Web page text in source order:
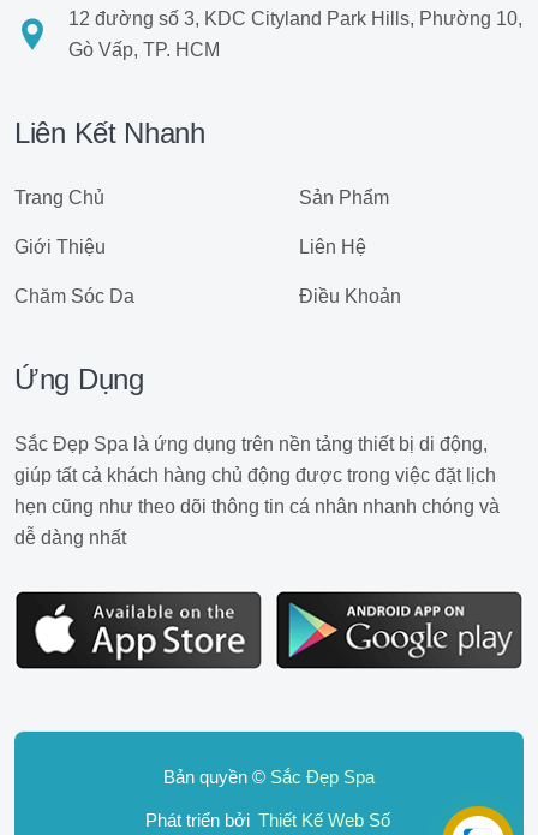
12 đường số 3, KDC Cityland Park Hills, Phường 10,
Gò Vấp, TP. HCM
Liên Kết Nhanh
Trang Chủ
Giới Thiệu
Chăm Sóc Da
Sản Phẩm
Liên Hệ
Điều Khoản
Ứng Dụng
Sắc Đẹp Spa là ứng dụng trên nền tảng thiết bị di động,
giúp tất cả khách hàng chủ động được trong việc đặt lịch
hẹn cũng như theo dõi thông tin cá nhân nhanh chóng và
dễ dàng nhất
Bản quyền © Sắc Đẹp Spa
Phát triển bởi Thiết Kế Web Số